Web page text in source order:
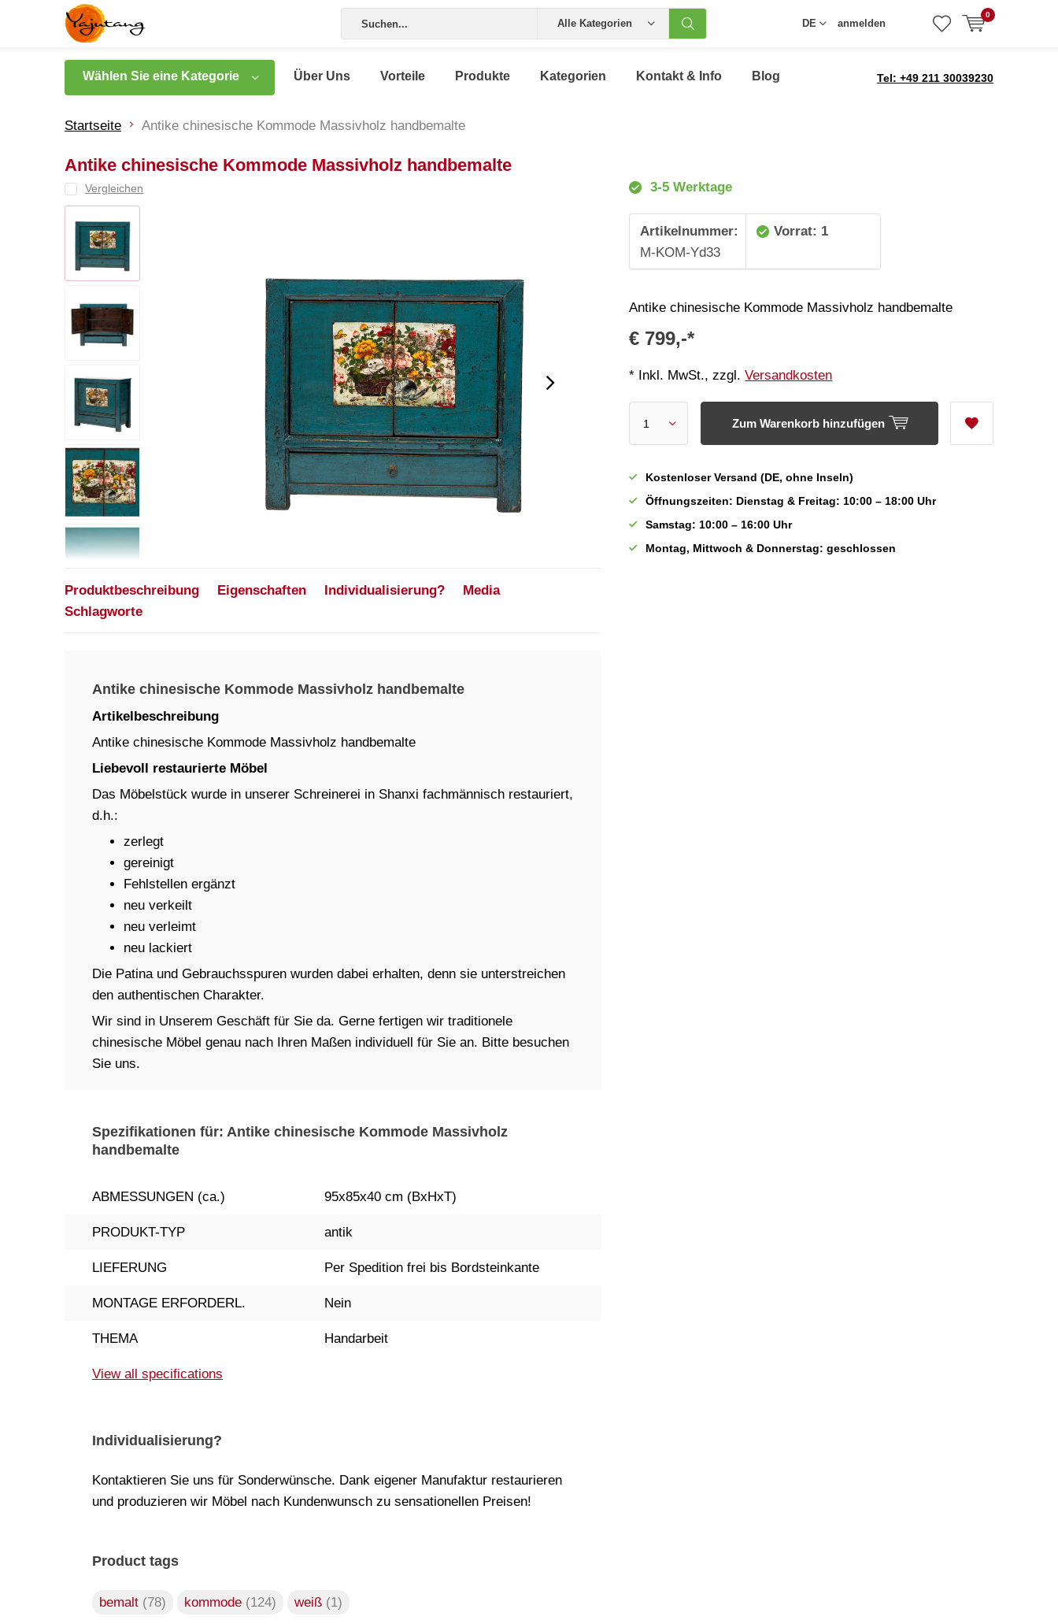
Alle Kategorien DE anmelden
0
Wählen Sie eine Kategorie Über Uns Vorteile Produkte Kategorien Kontakt & Info Blog Tel: +49 211 30039230
Startseite Antike chinesische Kommode Massivholz handbemalte
Antike chinesische Kommode Massivholz handbemalte
Vergleichen 3-5 Werktage
Artikelnummer:
M-KOM-Yd33
Vorrat: 1
Antike chinesische Kommode Massivholz handbemalte
€ 799,-*
* Inkl. MwSt., zzgl.Versandkosten
Zum Warenkorb hinzufügen
Kostenloser Versand (DE, ohne Inseln)
Öffnungszeiten: Dienstag & Freitag: 10:00 – 18:00 Uhr
Samstag: 10:00 – 16:00 Uhr
Montag, Mittwoch & Donnerstag: geschlossen
Produktbeschreibung Eigenschaften Individualisierung?
Media
Schlagworte
Antike chinesische Kommode Massivholz handbemalte
Artikelbeschreibung
Antike chinesische Kommode Massivholz handbemalte
Liebevoll restaurierte Möbel
Das Möbelstück wurde in unserer Schreinerei in Shanxi fachmännisch restauriert,
d.h.:
zerlegt
gereinigt
Fehlstellen ergänzt
neu verkeilt
neu verleimt
neu lackiert
Die Patina und Gebrauchsspuren wurden dabei erhalten, denn sie unterstreichen
den authentischen Charakter.
Wir sind in Unserem Geschäft für Sie da. Gerne fertigen wir traditionele
chinesische Möbel genau nach Ihren Maßen individuell für Sie an. Bitte besuchen
Sie uns.
Spezifikationen für: Antike chinesische Kommode Massivholz
handbemalte
ABMESSUNGEN (ca.) 95x85x40 cm (BxHxT)
PRODUKT-TYP antik
LIEFERUNG Per Spedition frei bis Bordsteinkante
MONTAGE ERFORDERL. Nein
THEMA Handarbeit
View all specifications
Individualisierung?
Kontaktieren Sie uns für Sonderwünsche. Dank eigener Manufaktur restaurieren
und produzieren wir Möbel nach Kundenwunsch zu sensationellen Preisen!
Product tags
bemalt (78) kommode (124) weiß (1)